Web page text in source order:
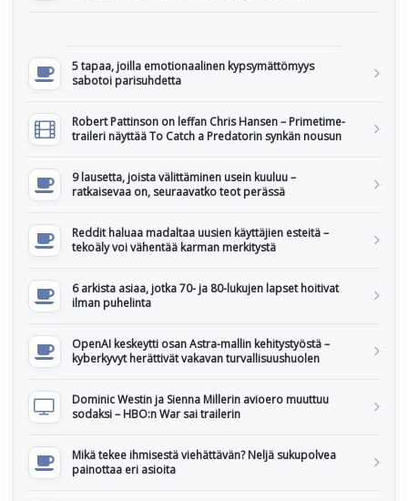
5 tapaa, joilla emotionaalinen kypsymättömyys
sabotoi parisuhdetta
Robert Pattinson on leffan Chris Hansen – Primetime-
traileri näyttää To Catch a Predatorin synkän nousun
9 lausetta, joista välittäminen usein kuuluu –
ratkaisevaa on, seuraavatko teot perässä
Reddit haluaa madaltaa uusien käyttäjien esteitä –
tekoäly voi vähentää karman merkitystä
6 arkista asiaa, jotka 70- ja 80-lukujen lapset hoitivat
ilman puhelinta
OpenAI keskeytti osan Astra-mallin kehitystyöstä –
kyberkyvyt herättivät vakavan turvallisuushuolen
Dominic Westin ja Sienna Millerin avioero muuttuu
sodaksi – HBO:n War sai trailerin
Mikä tekee ihmisestä viehättävän? Neljä sukupolvea
painottaa eri asioita